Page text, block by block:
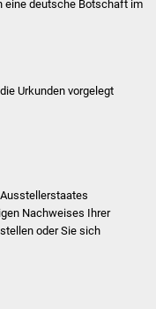
und Apotheken
eine deutsche Botschaft im
Urkunden vorgelegt
Nachweises Ihrer
oder Sie sich